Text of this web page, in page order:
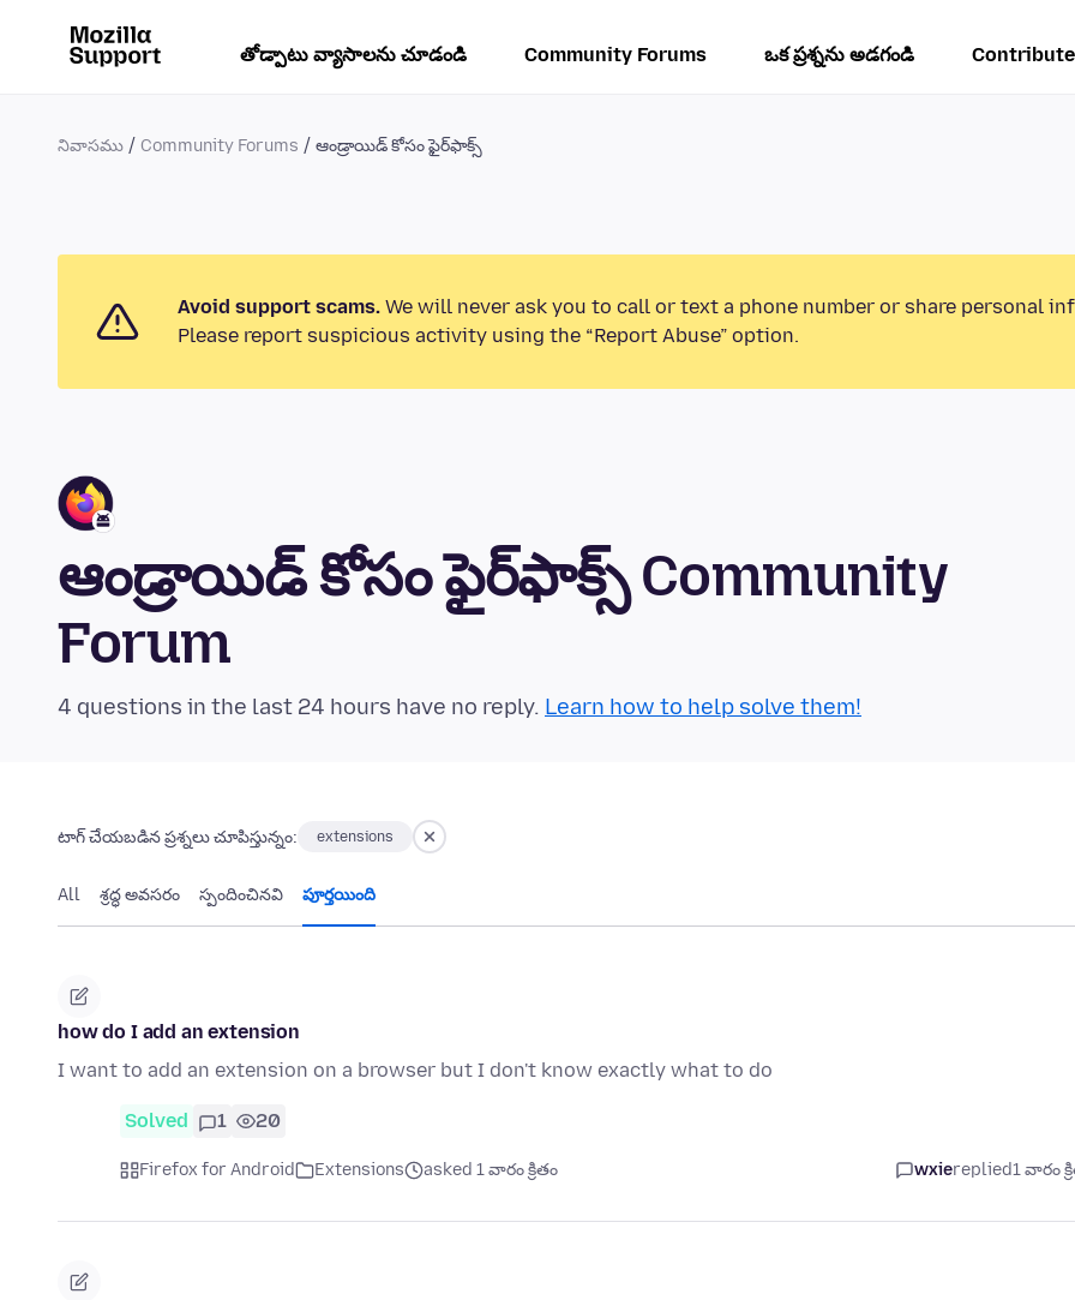
తోడ్పాటు వ్యాసాలను చూడండి Community Forums ఒక ప్రశ్నను అడగండి Contribute
నివాసము Community Forums ఆండ్రాయిడ్ కోసం ఫైర్‌ఫాక్స్
Avoid support scams. We will never ask you to call or text a phone number or share personal
Please report suspicious activity using the “Report Abuse” option.
ఆండ్రాయిడ్ కోసం ఫైర్‌ఫాక్స్ Community
Forum
4 questions in the last 24 hours have no reply. Learn how to help solve them!
టాగ్ చేయబడిన ప్రశ్నలు చూపిస్తున్నం: extensions
All శ్రద్ధ అవసరం స్పందించినవి పూర్తయింది
how do I add an extension
I want to add an extension on a browser but I don't know exactly what to do
Solved 1 20
Firefox for Android Extensions asked 1 వారం క్రితం wxiereplied1 వారం